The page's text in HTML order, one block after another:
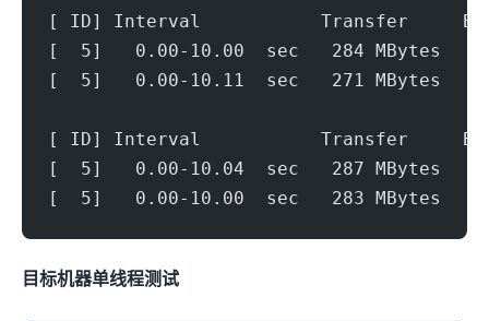
[ ID] Interval           Transfer
[  5]   0.00-10.00  sec   284 MBytes
[  5]   0.00-10.11  sec   271 MBytes
[ ID] Interval           Transfer
[  5]   0.00-10.04  sec   287 MBytes
[  5]   0.00-10.00  sec   283 MBytes
目标机器 IPERF3单线程测试